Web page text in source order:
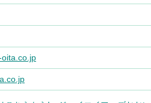
oita.co.jp